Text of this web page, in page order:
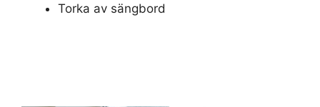
Torka av sängbord